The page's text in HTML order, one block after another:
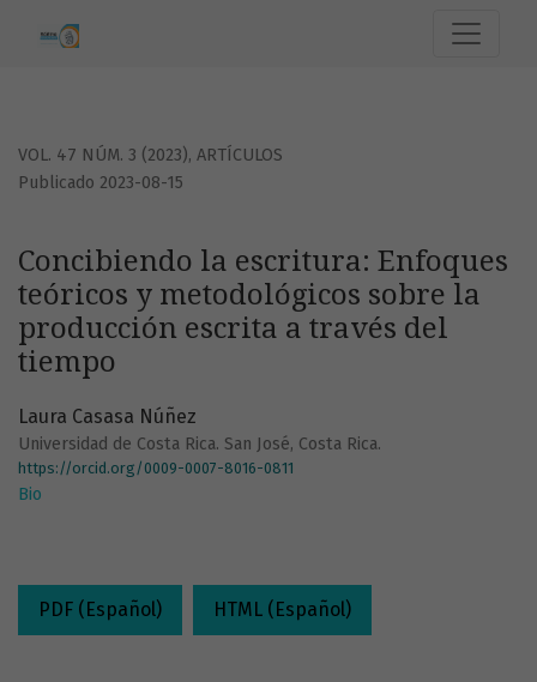
VOL. 47 NÚM. 3 (2023), ARTÍCULOS
Concibiendo la escritura: Enfoques
teóricos y metodológicos sobre la
producción escrita a través del
tiempo
Publicado 2023-08-15
Laura Casasa Núñez
Universidad de Costa Rica. San José, Costa Rica.
https://orcid.org/0009-0007-8016-0811
Bio
PDF (Español) HTML (Español)